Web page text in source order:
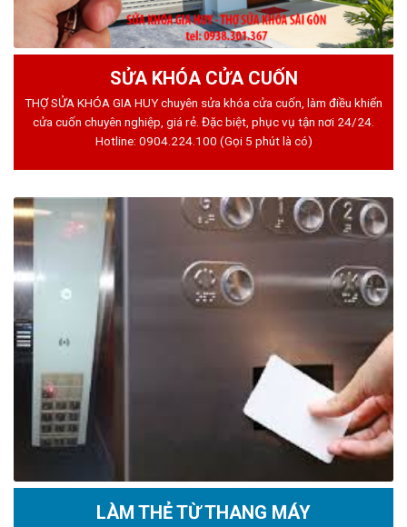
SỬA KHÓA CỬA CUỐN
THỢ SỬA KHÓA GIA HUY chuyên sửa khóa cửa cuốn, làm điều khiển
cửa cuốn chuyên nghiệp, giá rẻ. Đặc biệt, phục vụ tận nơi 24/24.
Hotline: 0904.224.100 (Gọi 5 phút là có)
LÀM THẺ TỪ THANG MÁY